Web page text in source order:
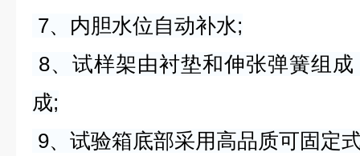
7、内胆水位自动补水;
8、试样架由衬垫和伸张弹簧组
成;
9、试验箱底部采用高品质可固定